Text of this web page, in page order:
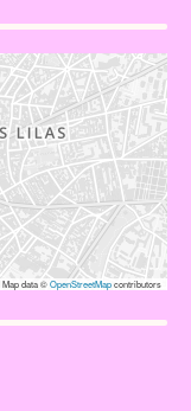
Map data ©OpenStreetMapcontributors